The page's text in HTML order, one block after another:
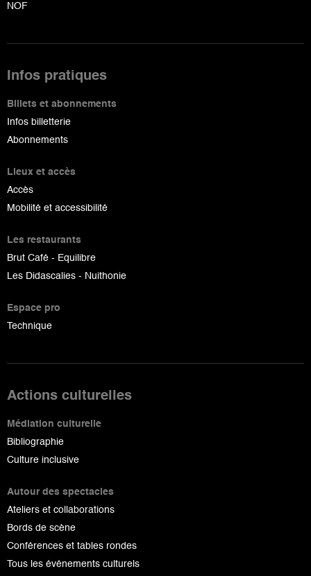
NOF
Infos pratiques
Billets et abonnements
Infos billetterie
Abonnements
Lieux et accès
Accès
Mobilité et accessibilité
Les restaurants
Brut Café - Equilibre
Les Didascalies - Nuithonie
Espace pro
Technique
Actions culturelles
Médiation culturelle
Bibliographie
Culture inclusive
Autour des spectacles
Ateliers et collaborations
Bords de scène
Conférences et tables rondes
Tous les événements culturels